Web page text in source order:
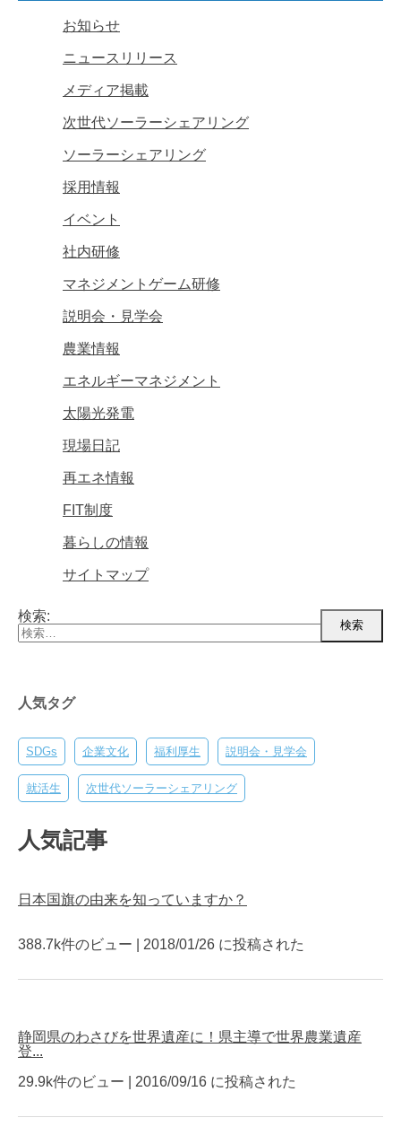
お知らせ
ニュースリリース
メディア掲載
次世代ソーラーシェアリング
ソーラーシェアリング
採用情報
イベント
社内研修
マネジメントゲーム研修
説明会・見学会
農業情報
エネルギーマネジメント
太陽光発電
現場日記
再エネ情報
FIT制度
暮らしの情報
サイトマップ
検索:
人気タグ
SDGs 企業文化 福利厚生 説明会・見学会
就活生 次世代ソーラーシェアリング
人気記事
日本国旗の由来を知っていますか？
388.7k件のビュー 2018/01/26 に投稿された
静岡県のわさびを世界遺産に！県主導で世界農業遺産
登...
29.9k件のビュー
2016/09/16 に投稿された